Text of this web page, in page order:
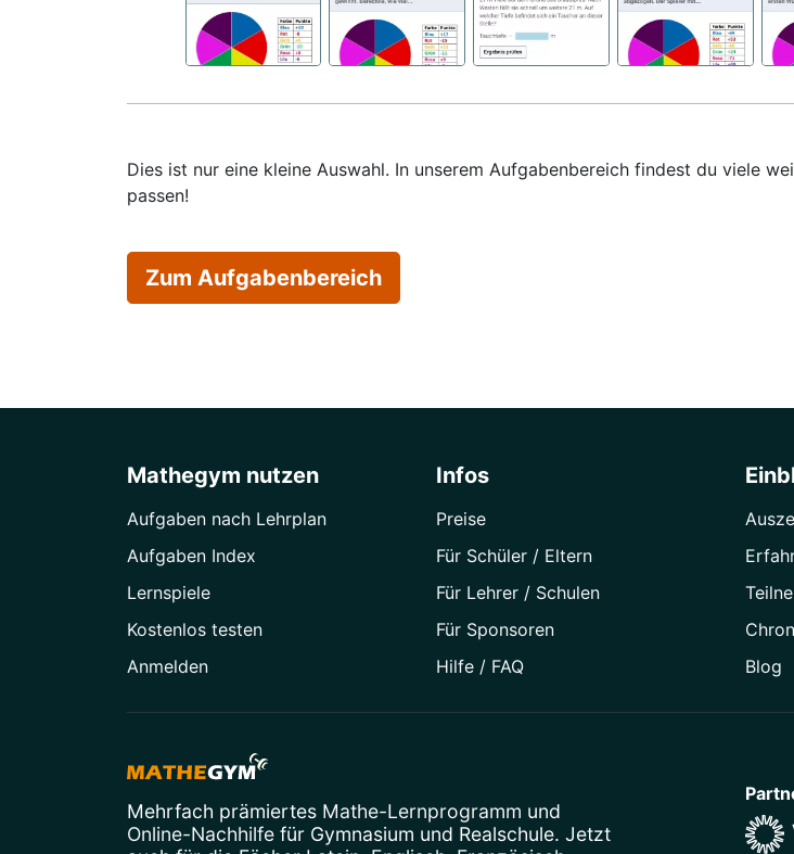
Dies ist nur eine kleine Auswahl. In unserem Aufgabenbereich findest du viele
passen!
Zum Aufgabenbereich
Mathegym nutzen
Aufgaben nach Lehrplan
Aufgaben Index
Lernspiele
Kostenlos testen
Anmelden
Infos
Preise
Für Schüler / Eltern
Für Lehrer / Schulen
Für Sponsoren
Hilfe / FAQ
Blog
Mehrfach prämiertes Mathe-Lernprogramm und
Online-Nachhilfe für Gymnasium und Realschule. Jetzt